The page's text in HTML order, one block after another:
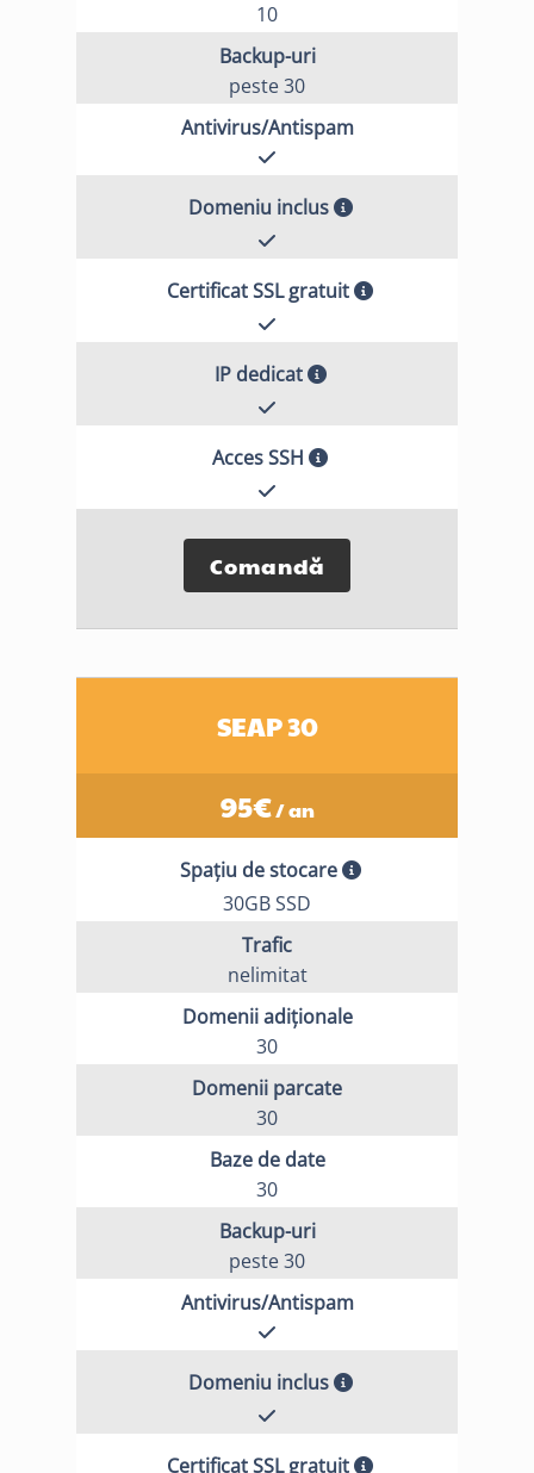
10
Backup-uri
peste 30
Antivirus/Antispam
Domeniu inclus
Certificat SSL gratuit
IP dedicat
Acces SSH
Comandă
SEAP 30
95€/ an
Spațiu de stocare
30GB SSD
Trafic
nelimitat
Domenii adiționale
30
Domenii parcate
30
Baze de date
30
Backup-uri
peste 30
Antivirus/Antispam
Domeniu inclus
Certificat SSL gratuit